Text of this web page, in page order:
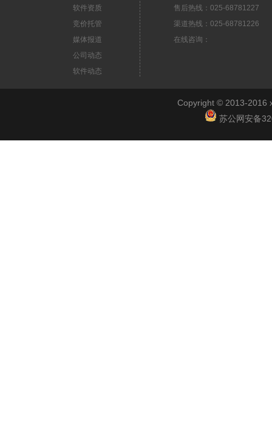
软件资质
竞价托管
媒体报道
公司动态
软件动态
售后热线：025-68781227
渠道热线：025-68781226
在线咨询：
Copyright © 2013-2016
苏公网安备